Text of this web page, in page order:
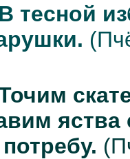
В тесной